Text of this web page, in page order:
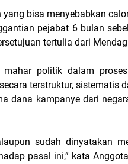
bisa menyebabkan
pejabat 6 bulan
tertulia dari
politik dalam
terstruktur, sistematis
dana kampanye dari
sudah dinyatakan
pasal ini,” kata